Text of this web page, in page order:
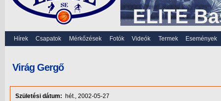
ELITE
Hírek Csapatok Mérkőzések Fotók Videók Termek Események
Virág Gergő
Születési dátum:
hét., 2002-05-27